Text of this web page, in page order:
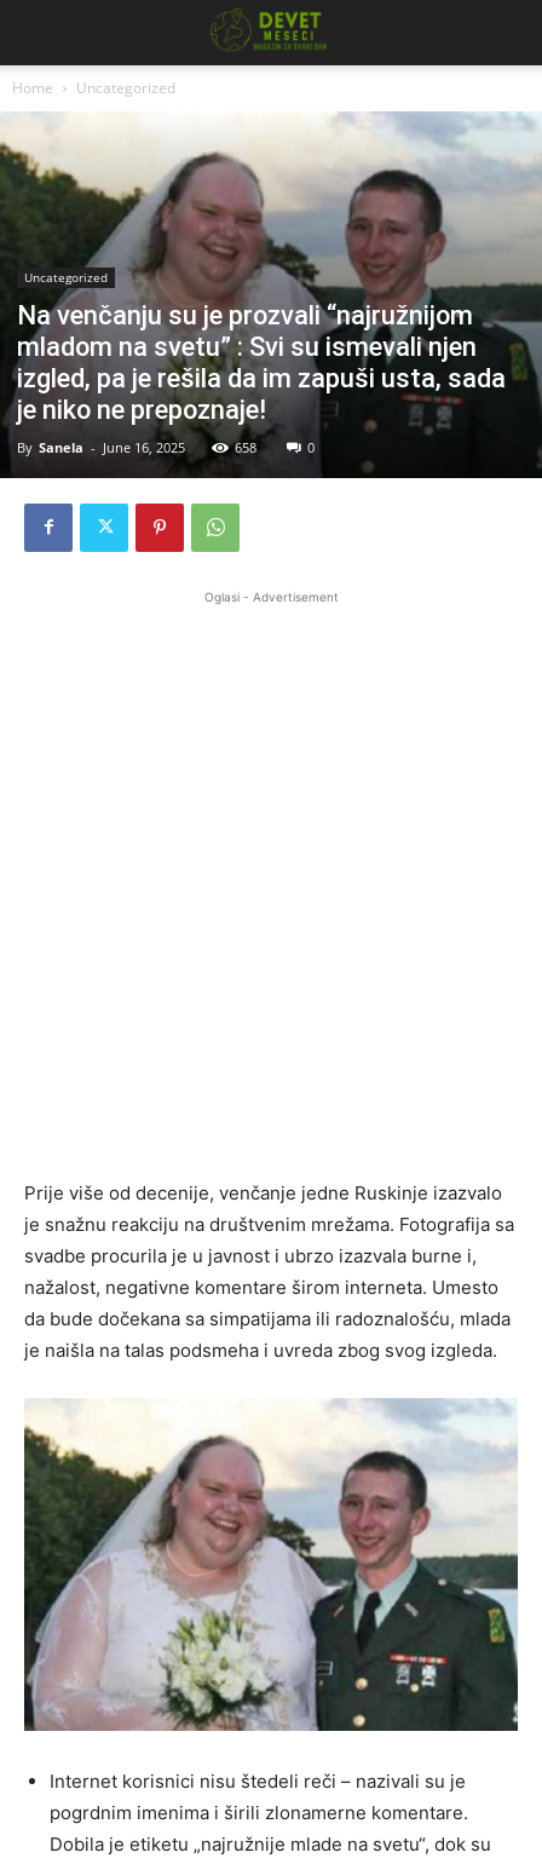
Home Uncategorized
Uncategorized
Na venčanju su je prozvali “najružnijom
mladom na svetu” : Svi su ismevali njen
izgled, pa je rešila da im zapuši usta, sada
je niko ne prepoznaje!
By Sanela - June 16, 2025 658 0
Oglasi - Advertisement
Prije više od decenije, venčanje jedne Ruskinje izazvalo
je snažnu reakciju na društvenim mrežama. Fotografija sa
svadbe procurila je u javnost i ubrzo izazvala burne i,
nažalost, negativne komentare širom interneta. Umesto
da bude dočekana sa simpatijama ili radoznalošću, mlada
je naišla na talas podsmeha i uvreda zbog svog izgleda.
Internet korisnici nisu štedeli reči – nazivali su je
pogrdnim imenima i širili zlonamerne komentare.
Dobila je etiketu „najružnije mlade na svetu“, dok su